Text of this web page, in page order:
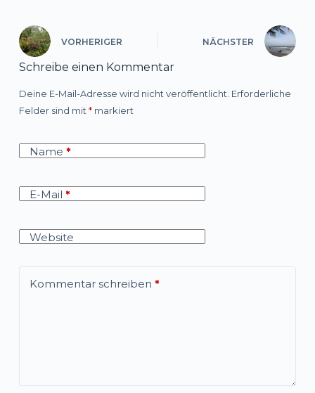
VORHERIGER NÄCHSTER
Schreibe einen Kommentar
Deine E-Mail-Adresse wird nicht veröffentlicht. Erforderliche
Felder sind mit *markiert
Name *
E-Mail *
Website
Kommentar schreiben *